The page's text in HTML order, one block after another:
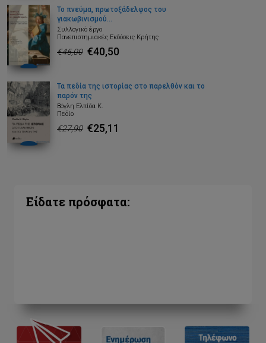
Το πνεύμα, πρωτοξάδελφος του
γιακωβινισμού...
Συλλογικό έργο
Πανεπιστημιακές Εκδόσεις Κρήτης
€45,00 €40,50
Τα πεδία της ιστορίας στο παρελθόν και το
παρόν της
Βόγλη Ελπίδα Κ.
Πεδίο
€27,90 €25,11
Είδατε πρόσφατα: